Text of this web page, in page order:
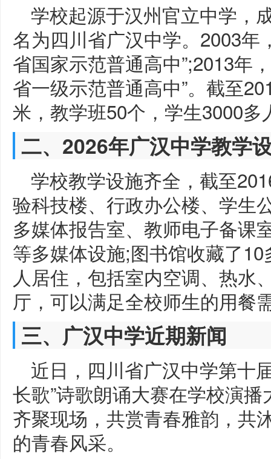
学校起源于汉州官立中学，
名为四川省广汉中学。2003年
省国家示范普通高中”;2013年
省一级示范普通高中”。截至
米，教学班50个，学生3000多
二、2026年广汉中学教学
学校教学设施齐全，截至
验科技楼、行政办公楼、学生
多媒体报告室、教师电子备课
等多媒体设施;图书馆收藏了
人居住，包括室内空调、热水
厅，可以满足全校师生的用餐
三、广汉中学近期新闻
近日，四川省广汉中学第十
长歌”诗歌朗诵大赛在学校演
齐聚现场，共赏青春雅韵，共
的青春风采。